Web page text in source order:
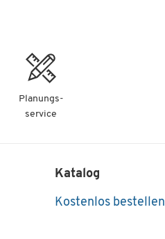
Planungs-
service
Katalog
Kostenlos bestellen